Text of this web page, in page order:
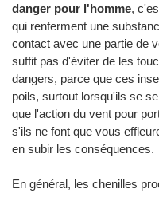
danger pour l'homme,
qui renferment une
contact avec une partie de
suffit pas d'éviter de les
dangers, parce que ces
poils, surtout lorsqu'ils se
que l'action du vent pour
s'ils ne font que vous
en subir les conséquences.
En général, les chenilles